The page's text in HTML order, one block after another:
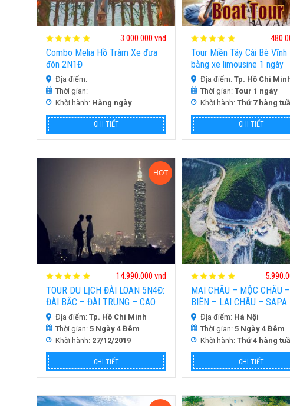
3.000.000 vnd
Combo Melia Hồ Tràm Xe đưa
đón 2N1Đ
Địa điểm:
Thời gian:
Khời hành: Hàng ngày
CHI TIẾT
Tour Miền Tây Cái Bè Vĩnh
bằng xe limousine 1 ngày
Địa điểm: Tp. Hồ Chí
Thời gian: Tour 1 ngày
Khời hành: Thứ 7 hàng
CHI TIẾT
HOT
14.990.000 vnd
TOUR DU LỊCH ĐÀI LOAN 5N4Đ:
ĐÀI BẮC – ĐÀI TRUNG – CAO
HÙNG – NAM ĐẦU | BAY CÙNG
CHINA AIR VÀ MANDARIN AIR
Địa điểm: Tp. Hồ Chí Minh
Thời gian: 5 Ngày 4 Đêm
Khời hành: 27/12/2019
CHI TIẾT
MAI CHÂU – MỘC CHÂU
BIÊN – LAI CHÂU – SAPA
TÝ 5N4D
Địa điểm: Hà Nội
Thời gian: 5 Ngày 4 Đêm
Khời hành: Thứ 4 hàng
CHI TIẾT